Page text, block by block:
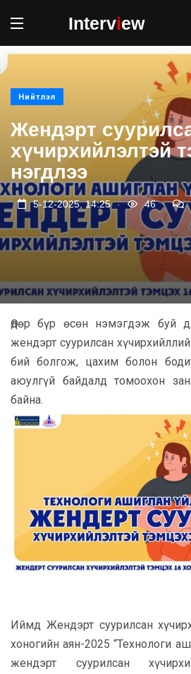
Interview
Нийтлэл
Жендэрт
хүчирхийлэлтэй
нэгдлээ
5-12-2025, 14:25 . 46 .
Өдөр бүр өсөн нэмэгдэж буй
жендэрт суурилсан
бий болгож, цахим болон
аюулгүй байдалд томоохон
байна.
Иймд Жендэрт суурилсан
хоногийн аян-2025 “Технологи
жендэрт суурилсан